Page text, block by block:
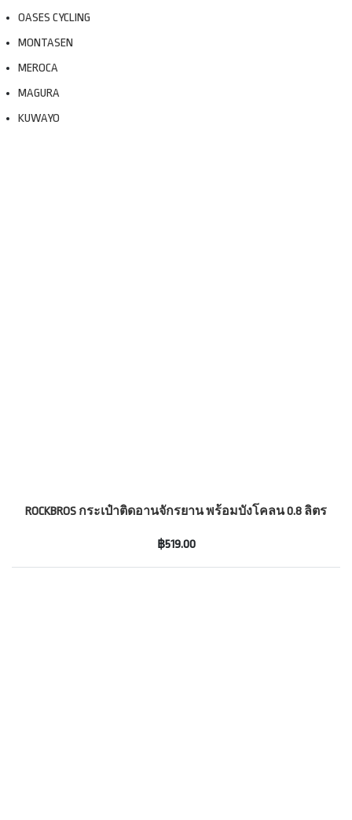
OASES CYCLING
MONTASEN
MEROCA
MAGURA
KUWAYO
ROCKBROS กระเป๋าติดอานจักรยาน พร้อมบังโคลน 0.8 ลิตร
฿519.00